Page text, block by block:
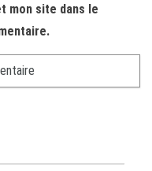
mon site dans le